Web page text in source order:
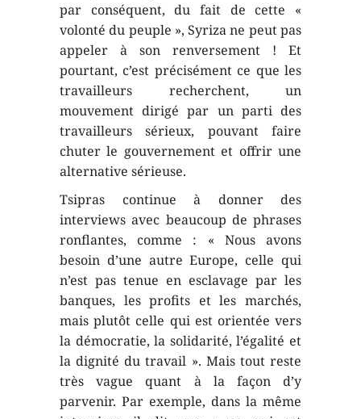
par conséquent, du fait de cette «
volonté du peuple », Syriza ne peut pas
appeler à son renversement ! Et
pourtant, c’est précisément ce que les
travailleurs recherchent, un
mouvement dirigé par un parti des
travailleurs sérieux, pouvant faire
chuter le gouvernement et offrir une
alternative sérieuse.
Tsipras continue à donner des
interviews avec beaucoup de phrases
ronflantes, comme : « Nous avons
besoin d’une autre Europe, celle qui
n’est pas tenue en esclavage par les
banques, les profits et les marchés,
mais plutôt celle qui est orientée vers
la démocratie, la solidarité, l’égalité et
la dignité du travail ». Mais tout reste
très vague quant à la façon d’y
parvenir. Par exemple, dans la même